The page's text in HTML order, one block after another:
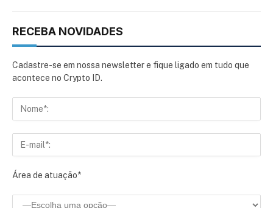
RECEBA NOVIDADES
Cadastre-se em nossa newsletter e fique ligado em tudo que
acontece no Crypto ID.
Área de atuação*